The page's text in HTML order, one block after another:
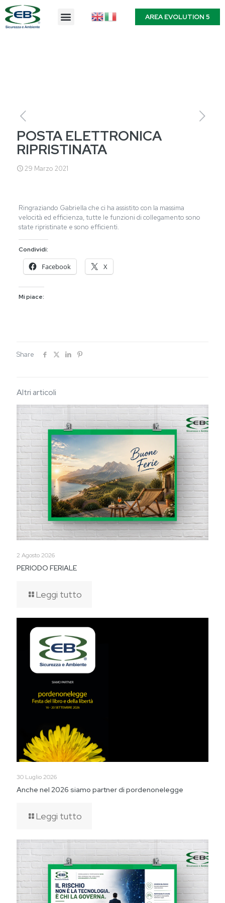
AREA EVOLUTION 5
POSTA ELETTRONICA
RIPRISTINATA
29 Marzo 2021
Ringraziando Gabriella che ci ha assistito con la massima
velocità ed efficienza, tutte le funzioni di collegamento sono
state ripristinate e sono efficienti.
Condividi:
Facebook X
Mi piace:
Share
Altri articoli
2 Agosto 2026
PERIODO FERIALE
Leggi tutto
30 Luglio 2026
Anche nel 2026 siamo partner di pordenonelegge
Leggi tutto